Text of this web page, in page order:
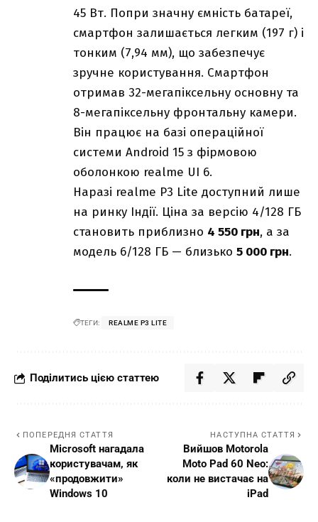
45 Вт. Попри значну ємність батареї,
смартфон залишається легким (197 г) і
тонким (7,94 мм), що забезпечує
зручне користування. Смартфон
отримав 32-мегапіксельну основну та
8-мегапіксельну фронтальну камери.
Він працює на базі операційної
системи Android 15 з фірмовою
оболонкою realme UI 6.
Наразі realme P3 Lite доступний лише
на ринку Індії. Ціна за версію 4/128 ГБ
становить приблизно 4 550 грн, а за
модель 6/128 ГБ — близько 5 000 грн.
ТЕГИ: REALME P3 LITE
Поділитись цією статтею
ПОПЕРЕДНЯ СТАТТЯ
Microsoft нагадала
користувачам, як
«продовжити»
Windows 10
НАСТУПНА СТАТТЯ
Вийшов Motorola
Moto Pad 60 Neo:
коли не вистачає на
iPad